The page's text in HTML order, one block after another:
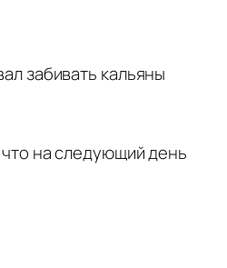
забивать кальяны
на следующий день